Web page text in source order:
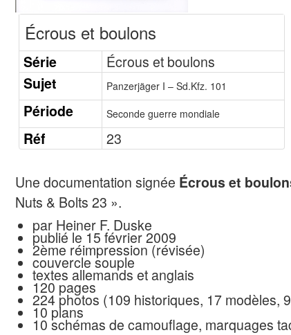
Écrous et boulons
Série
Écrous et boulons
Sujet
Panzerjäger I – Sd.Kfz. 101
Période Seconde guerre mondiale
Réf 23
Une documentation signée Écrous et
Nuts & Bolts 23 ».
par Heiner F. Duske
publié le 15 février 2009
2ème réimpression (révisée)
couvercle souple
textes allemands et anglais
120 pages
224 photos (109 historiques, 17 modèles,
10 plans
10 schémas de camouflage, marquages